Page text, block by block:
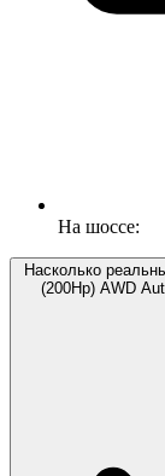
На шоссе:
Насколько
(200Hp) AWD